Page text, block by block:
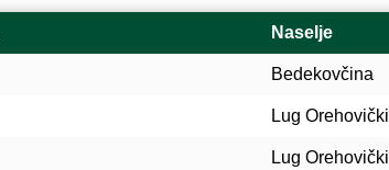
Naselje
Bedekovčina
Lug Orehovički
Lug Orehovički